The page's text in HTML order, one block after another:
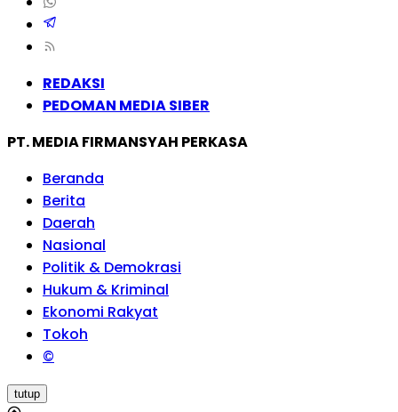
REDAKSI
PEDOMAN MEDIA SIBER
PT. MEDIA FIRMANSYAH PERKASA
Beranda
Berita
Daerah
Nasional
Politik & Demokrasi
Hukum & Kriminal
Ekonomi Rakyat
Tokoh
©
tutup